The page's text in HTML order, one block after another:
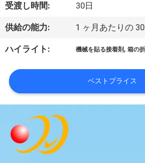
に
つ
い
て
工
受渡し時間: 30日
供給の能力: 1 ヶ月あたりの
ハイライト: 機械を貼る接着剤 ,箱の
ベストプライス